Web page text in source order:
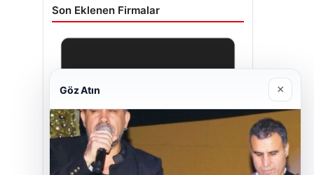
Son Eklenen Firmalar
Göz Atın ×